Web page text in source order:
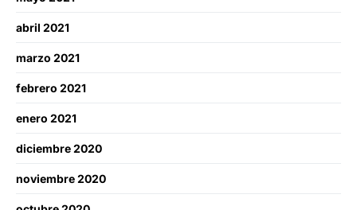
abril 2021
marzo 2021
febrero 2021
enero 2021
diciembre 2020
noviembre 2020